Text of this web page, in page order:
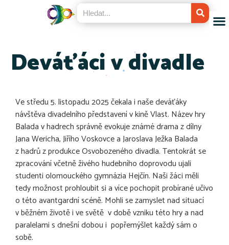
Deváťáci v divadle
Ve středu 5. listopadu 2025 čekala i naše deváťáky
návštěva divadelního představení v kině Vlast. Název hry
Balada v hadrech správně evokuje známé drama z dílny
Jana Wericha, Jiřího Voskovce a Jaroslava Ježka Balada
z hadrů z produkce Osvobozeného divadla. Tentokrát se
zpracování včetně živého hudebního doprovodu ujali
studenti olomouckého gymnázia Hejčín. Naši žáci měli
tedy možnost prohloubit si a více pochopit probírané učivo
o této avantgardní scéně. Mohli se zamyslet nad situací
v běžném životě i ve světě v době vzniku této hry a nad
paralelami s dnešní dobou i popřemýšlet každý sám o
sobě.